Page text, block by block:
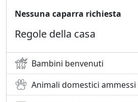
Nessuna caparra richiesta
Regole della casa
Bambini benvenuti
Animali domestici